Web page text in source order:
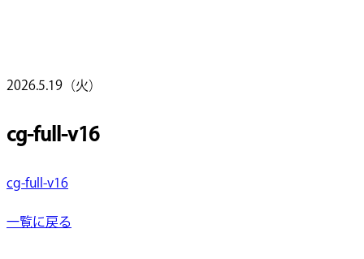
2026.5.19（火）
cg-full-v16
cg-full-v16
一覧に戻る